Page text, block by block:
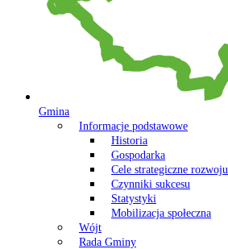
Gmina
Informacje podstawowe
Historia
Gospodarka
Cele strategiczne rozwoju
Czynniki sukcesu
Statystyki
Mobilizacja społeczna
Wójt
Rada Gminy